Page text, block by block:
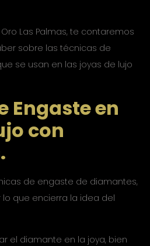
Las Palmas, te contaremos
sobre las técnicas de
se usan en las joyas de lujo
Engaste en
con
de engaste de diamantes,
que encierra la idea del
el diamante en la joya, bien